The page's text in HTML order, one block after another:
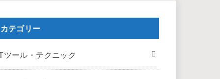
カテゴリー
ツール・テクニック